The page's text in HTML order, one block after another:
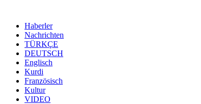
Haberler
Nachrichten
TÜRKÇE
DEUTSCH
Englisch
Kurdi
Französisch
Kultur
VIDEO